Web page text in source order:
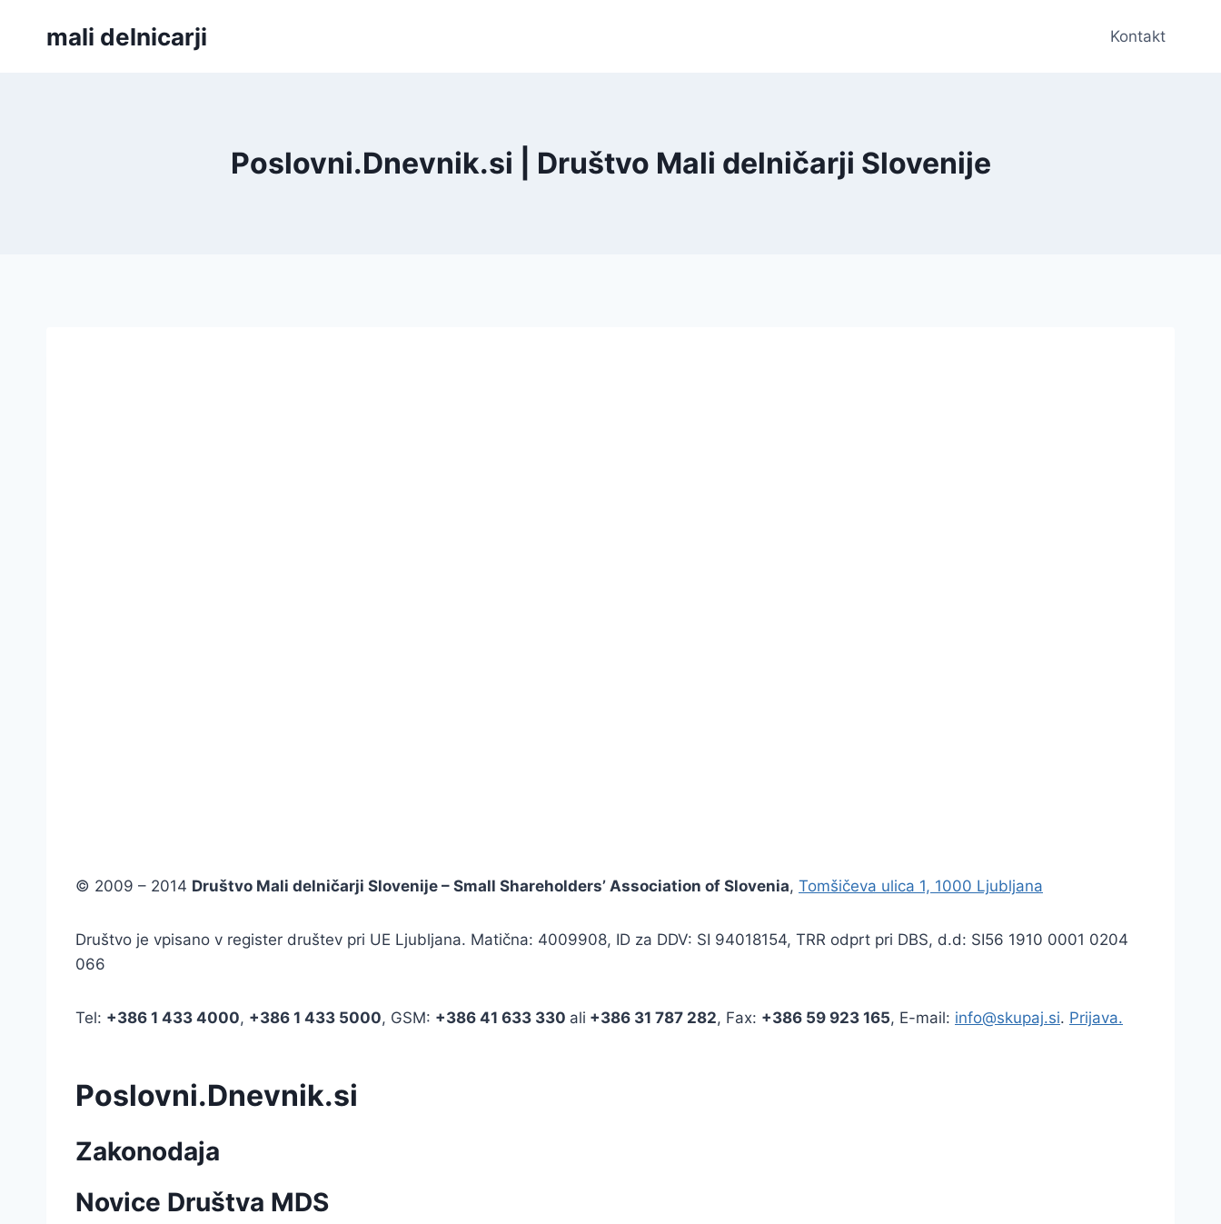
mali delnicarji Kontakt
Poslovni.Dnevnik.si | Društvo Mali delničarji Slovenije
© 2009 – 2014 Društvo Mali delničarji Slovenije – Small Shareholders’ Association of Slovenia, Tomšičeva ulica 1, 1000 Ljubljana
Društvo je vpisano v register društev pri UE Ljubljana. Matična: 4009908, ID za DDV: SI 94018154, TRR odprt pri DBS, d.d: SI56 1910 0001 0204
066
Tel: +386 1 433 4000, +386 1 433 5000, GSM: +386 41 633 330 ali +386 31 787 282, Fax: +386 59 923 165, E-mail: info@skupaj.si. Prijava.
Poslovni.Dnevnik.si
Zakonodaja
Novice Društva MDS